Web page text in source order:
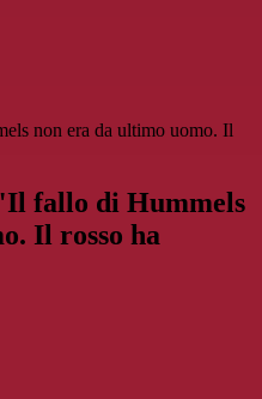
non era da ultimo uomo. Il
fallo di Hummels
Il rosso ha